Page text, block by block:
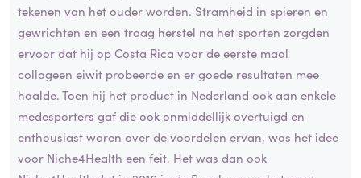
tekenen van het ouder worden. Stramheid in spieren en
gewrichten en een traag herstel na het sporten zorgden
ervoor dat hij op Costa Rica voor de eerste maal
collageen eiwit probeerde en er goede resultaten mee
haalde. Toen hij het product in Nederland ook aan enkele
medesporters gaf die ook onmiddellijk overtuigd en
enthousiast waren over de voordelen ervan, was het idee
voor Niche4Health een feit. Het was dan ook